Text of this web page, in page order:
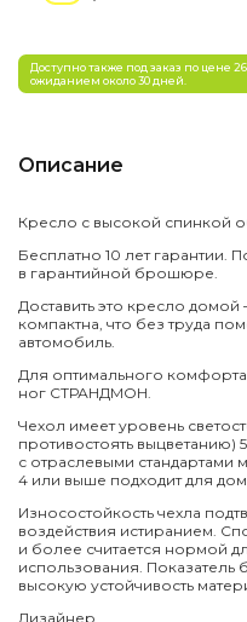
Доступно также под заказ по цене
ожиданием около 30 дней.
Описание
Кресло с высокой спинкой
Бесплатно 10 лет гарантии.
в гарантийной брошюре.
Доставить это кресло
компактна, что без труда
автомобиль.
Для оптимального
ног СТРАНДМОН.
Чехол имеет уровень
противостоять выцветанию)
с отраслевыми стандартами
4 или выше подходит для
Износостойкость чехла
воздействия истиранием.
и более считается нормой
использования.
высокую устойчивость
Дизайнер